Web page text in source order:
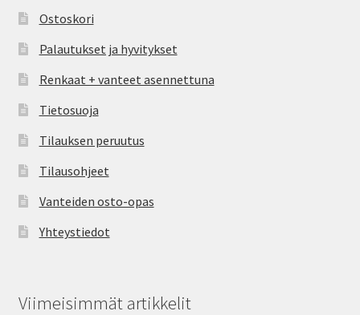
Ostoskori
Palautukset ja hyvitykset
Renkaat + vanteet asennettuna
Tietosuoja
Tilauksen peruutus
Tilausohjeet
Vanteiden osto-opas
Yhteystiedot
Viimeisimmät artikkelit